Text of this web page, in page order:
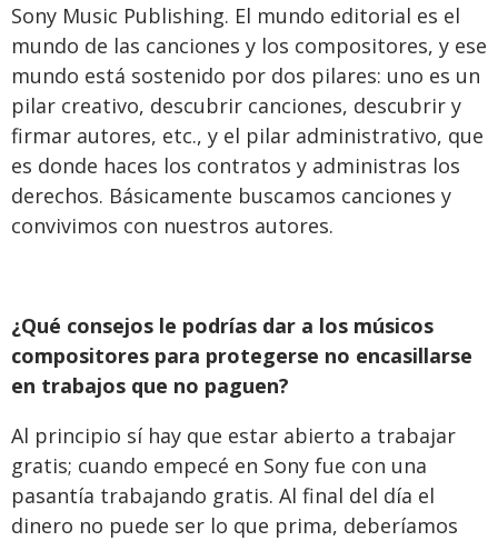
Sony Music Publishing. El mundo editorial es el
mundo de las canciones y los compositores, y ese
mundo está sostenido por dos pilares: uno es un
pilar creativo, descubrir canciones, descubrir y
firmar autores, etc., y el pilar administrativo, que
es donde haces los contratos y administras los
derechos. Básicamente buscamos canciones y
convivimos con nuestros autores.
¿Qué consejos le podrías dar a los músicos
compositores para protegerse no encasillarse
en trabajos que no paguen?
Al principio sí hay que estar abierto a trabajar
gratis; cuando empecé en Sony fue con una
pasantía trabajando gratis. Al final del día el
dinero no puede ser lo que prima, deberíamos